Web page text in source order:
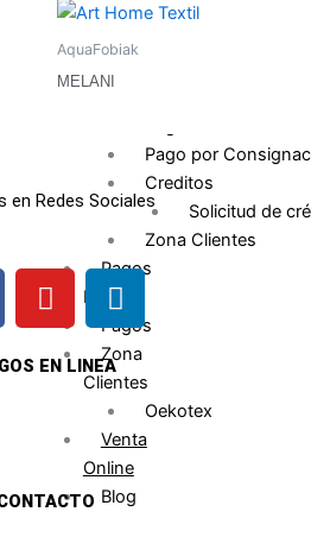
NFPA
Pago por
Creditos
Solicitud de
Zona Clientes
Pagos
PSE
Pagos
Zona
Clientes
Oekotex
Venta
Online
Blog
AquaFobiak
MELANI
en Redes Sociales
I
n
t
a
m
L
i
n
k
e
d
i
n
EN LINEA